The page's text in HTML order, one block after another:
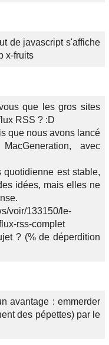
de javascript s'affiche
x-fruits
que les gros sites
RSS ? :D
que nous avons lancé
avec
est stable,
idées, mais elles ne
voir/133150/le-
rss-complet
? (% de déperdition
avantage : emmerder
des pépettes) par le